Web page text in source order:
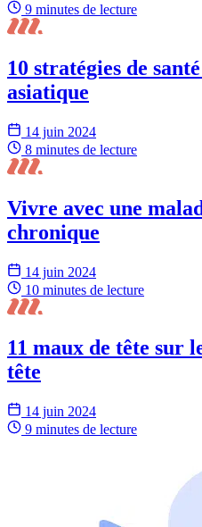
9 minutes de lecture
10 stratégies de
asiatique
14 juin 2024
8 minutes de lecture
Vivre avec une
chronique
14 juin 2024
10 minutes de lecture
11 maux de tête sur
tête
14 juin 2024
9 minutes de lecture